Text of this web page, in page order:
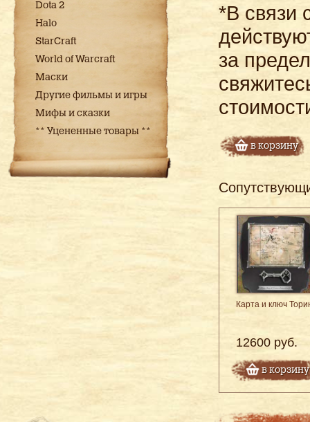
Dota 2
Halo
StarCraft
World of Warcraft
Маски
Другие фильмы и игры
Мифы и сказки
** Уцененные товары **
*В связи
за
в корзину
Карта и ключ
12600 руб.
в корзину